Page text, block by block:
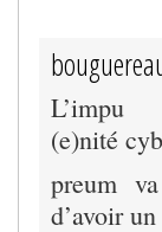
L’impu
(e)nité
preum
d’avoir